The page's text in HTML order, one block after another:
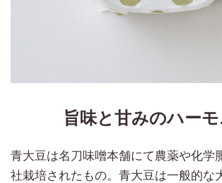
旨味と甘みのハー
青大豆は名刀味噌本舗にて農薬や化学
社栽培されたもの。青大豆は一般的な